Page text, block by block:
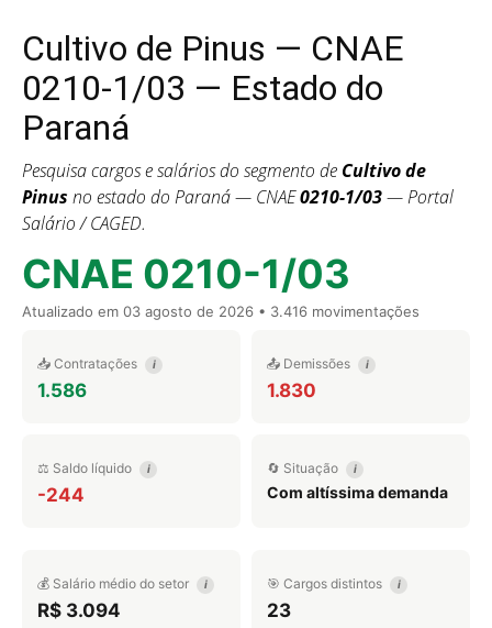
Cultivo de Pinus — CNAE
0210-1/03 — Estado do
Paraná
Pesquisa cargos e salários do segmento de Cultivo de
Pinus no estado do Paraná — CNAE0210-1/03— Portal
Salário / CAGED.
CNAE 0210-1/03
Atualizado em 03 agosto de 2026 • 3.416 movimentações
📥 Contratações i
1.586
📤 Demissões i
1.830
⚖️ Saldo líquido i
-244
🔄 Situação i
Com altíssima demanda
💰 Salário médio do setor i
R$ 3.094
🎯 Cargos distintos i
23